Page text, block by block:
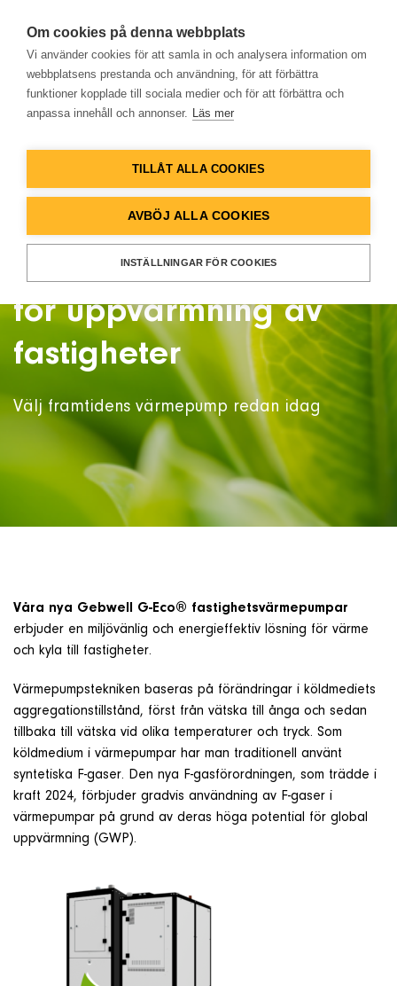
G-ECO® – en effektiv
och miljövänlig lösning
för uppvärmning av
fastigheter
Välj framtidens värmepump redan idag
Våra nya Gebwell G-Eco® fastighetsvärmepumpar
erbjuder en miljövänlig och energieffektiv lösning för värme
och kyla till fastigheter.
Värmepumpstekniken baseras på förändringar i köldmediets
aggregationstillstånd, först från vätska till ånga och sedan
tillbaka till vätska vid olika temperaturer och tryck. Som
köldmedium i värmepumpar har man traditionell använt
syntetiska F-gaser. Den nya F-gasförordningen, som trädde i
kraft 2024, förbjuder gradvis användning av F-gaser i
värmepumpar på grund av deras höga potential för global
uppvärmning (GWP).
Om cookies på denna webbplats
Vi använder cookies för att samla in och analysera information om
webbplatsens prestanda och användning, för att förbättra
funktioner kopplade till sociala medier och för att förbättra och
anpassa innehåll och annonser. Läs mer
TILLÅT ALLA COOKIES
AVBÖJ ALLA COOKIES
INSTÄLLNINGAR FÖR COOKIES